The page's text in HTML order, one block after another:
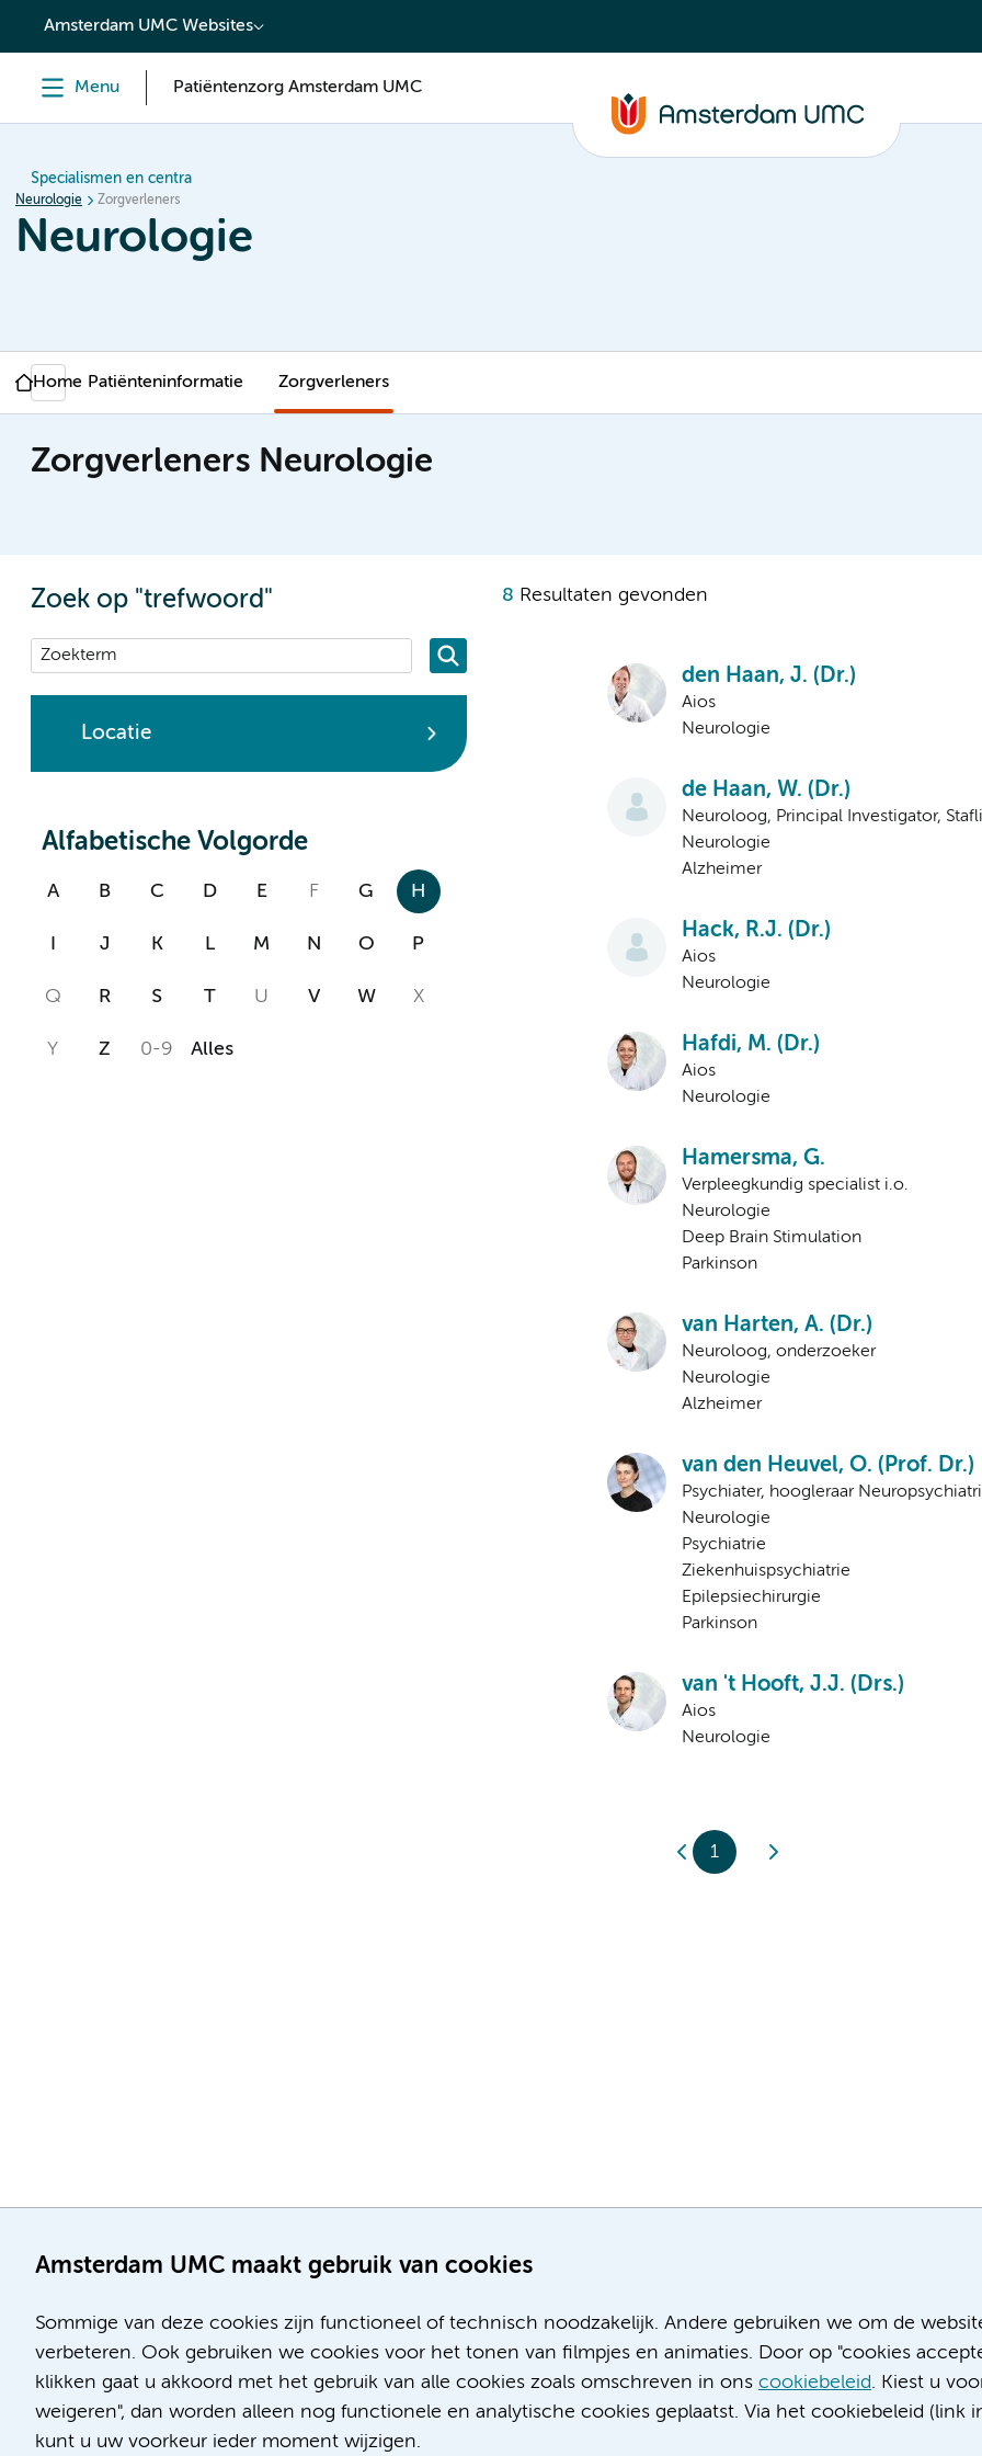
content
Amsterdam UMC maakt gebruik van cookies
Sommige van deze cookies zijn functioneel of technisch noodzakelijk. Andere gebruiken we om de
verbeteren. Ook gebruiken we cookies voor het tonen van filmpjes en animaties. Door op "cookies
klikken gaat u akkoord met het gebruik van alle cookies zoals omschreven in ons cookiebeleid. Kiest u
weigeren", dan worden alleen nog functionele en analytische cookies geplaatst. Via het cookiebeleid (link
kunt u uw voorkeur ieder moment wijzigen.
Amsterdam UMC Websites
Menu Patiëntenzorg Amsterdam UMC
Specialismen en centra
Neurologie Zorgverleners
Neurologie
Home Patiënteninformatie Zorgverleners
Zorgverleners Neurologie
Zoek op "trefwoord"
Locatie
Alfabetische Volgorde
A B C D E F G H
J K L M N O P
Q R S T U V W X
Y Z 0-9 Alles
8 Resultaten gevonden
den Haan, J. (Dr.)
Aios
Neurologie
de Haan, W. (Dr.)
Neuroloog, Principal Investigator,
Neurologie
Alzheimer
Hack, R.J. (Dr.)
Aios
Neurologie
Hafdi, M. (Dr.)
Aios
Neurologie
Hamersma, G.
Verpleegkundig specialist i.o.
Neurologie
Deep Brain Stimulation
Parkinson
van Harten, A. (Dr.)
Neuroloog, onderzoeker
Neurologie
Alzheimer
van den Heuvel, O. (Prof. Dr.)
Psychiater, hoogleraar
Neurologie
Psychiatrie
Ziekenhuispsychiatrie
Epilepsiechirurgie
Parkinson
van 't Hooft, J.J. (Drs.)
Aios
Neurologie
1
Meibergdreef 9
1105 AZ Amsterdam
De Boelelaan 1117
1081 HV Amsterdam